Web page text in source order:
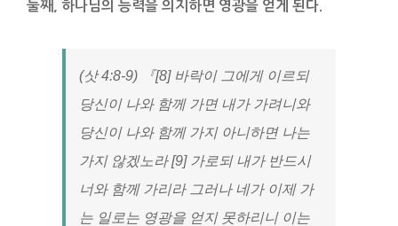
둘째, 하나님의 능력을 의지하면 영광을 얻게 된다.
(삿 4:8-9) 『[8] 바락이 그에게 이르되
당신이 나와 함께 가면 내가 가려니와
당신이 나와 함께 가지 아니하면 나는
가지 않겠노라 [9] 가로되 내가 반드시
너와 함께 가리라 그러나 네가 이제 가
는 일로는 영광을 얻지 못하리니 이는